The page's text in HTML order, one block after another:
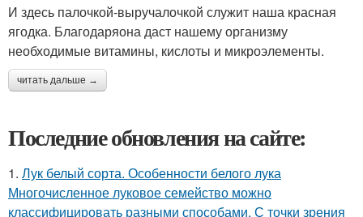
И здесь палочкой-выручалочкой служит наша красная
ягодка. Благодаряона даст нашему организму
необходимые витамины, кислоты и микроэлементы.
читать дальше →
Последние обновления на сайте:
1. Лук белый сорта. Особенности белого лука
Многочисленное луковое семейство можно
классифицировать разными способами. С точки зрения